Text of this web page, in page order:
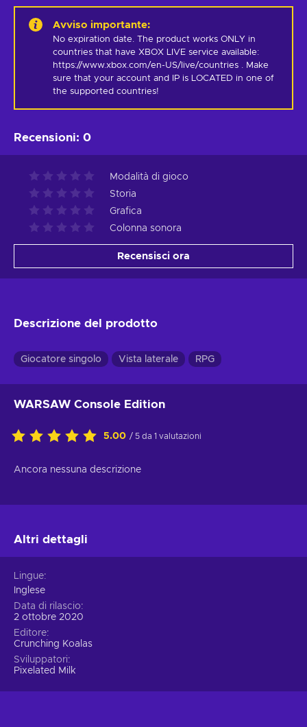
Avviso importante:
No expiration date. The product works ONLY in
countries that have XBOX LIVE service available:
https://www.xbox.com/en-US/live/countries . Make
sure that your account and IP is LOCATED in one of
the supported countries!
Recensioni: 0
Modalità di gioco
Storia
Grafica
Colonna sonora
Recensisci ora
Descrizione del prodotto
Giocatore singolo Vista laterale RPG
WARSAW Console Edition
5.00 / 5 da 1 valutazioni
Ancora nessuna descrizione
Altri dettagli
Lingue
Inglese
Data di rilascio
2 ottobre 2020
Editore
Crunching Koalas
Sviluppatori
Pixelated Milk